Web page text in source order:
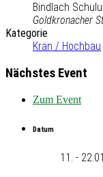
Bindlach
Goldkronacher
Kategorie
Kran / Hochbau
Nächstes Event
Zum Event
Datum
11. -